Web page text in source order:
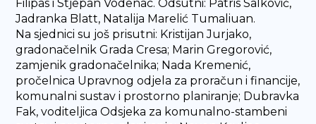
Filipas i Stjepan Vodenac. Odsutni: Patris Salković,
Jadranka Blatt, Natalija Marelić Tumaliuan.
Na sjednici su još prisutni: Kristijan Jurjako,
gradonačelnik Grada Cresa; Marin Gregorović,
zamjenik gradonačelnika; Nada Kremenić,
pročelnica Upravnog odjela za proračun i financije,
komunalni sustav i prostorno planiranje; Dubravka
Fak, voditeljica Odsjeka za komunalno-stambeni